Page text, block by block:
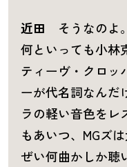
近田 そうなのよ
何といっても小林
ティーヴ・クロッ
ーが代名詞なんだ
ラの軽い音色をレ
もあいつ、MGズ
ぜい何曲かしか聴